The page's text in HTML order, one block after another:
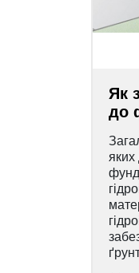
Як
до
яких